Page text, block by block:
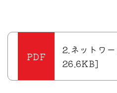
2.ネットワ
26.6KB]